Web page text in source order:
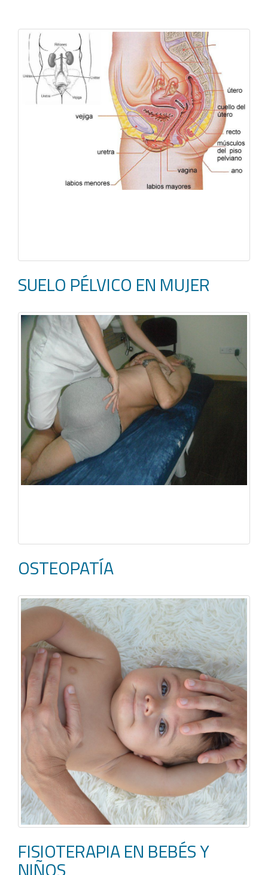
SUELO PÉLVICO EN MUJER
OSTEOPATÍA
FISIOTERAPIA EN BEBÉS Y
NIÑOS